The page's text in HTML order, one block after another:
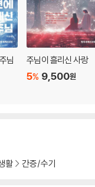
다
님 주님이 흘리신 사랑
9,500원
5%
활 간증/수기